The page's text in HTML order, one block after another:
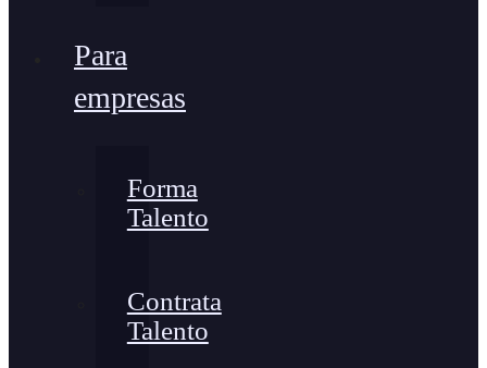
Para
empresas
Forma
Talento
Contrata
Talento